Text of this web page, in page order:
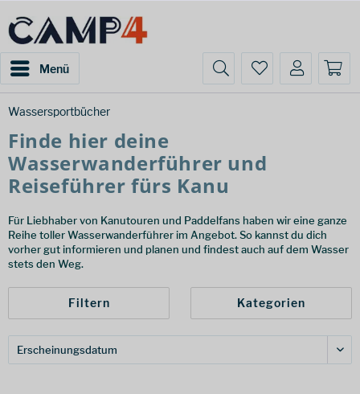
Menü
Wassersportbücher
Finde hier deine
Wasserwanderführer und
Reiseführer fürs Kanu
Für Liebhaber von Kanutouren und Paddelfans haben wir eine ganze
Reihe toller Wasserwanderführer im Angebot. So kannst du dich
vorher gut informieren und planen und findest auch auf dem Wasser
stets den Weg.
Filtern Kategorien